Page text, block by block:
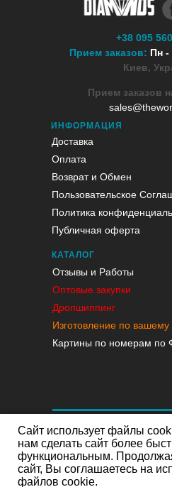
ИНФОРМАЦИЯ
Доставка
Оплата
Возврат и Обмен
Пользовательское
Политика
Публичная оферта
КАТАЛОГ
Отзывы и Работы
Оптовые закупки
Дропшиппинг
Изготовление по
Картины по номерам по
+38 095
Прием заказов: Пн -
Киев,
Прием заказов
Сайт использует файлы
нам сделать сайт более
функциональным.
сайт, Вы соглашаетесь на
файлов cookie.